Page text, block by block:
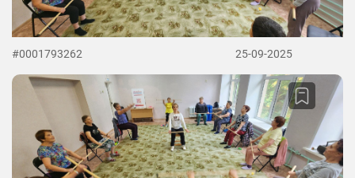
#0001793262 25-09-2025